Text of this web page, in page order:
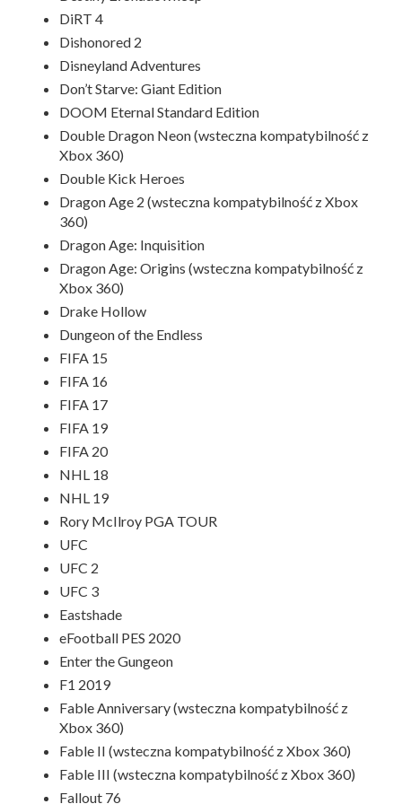
DiRT 4
Dishonored 2
Disneyland Adventures
Don’t Starve: Giant Edition
DOOM Eternal Standard Edition
Double Dragon Neon (wsteczna kompatybilność z
Xbox 360)
Double Kick Heroes
Dragon Age 2 (wsteczna kompatybilność z Xbox
360)
Dragon Age: Inquisition
Dragon Age: Origins (wsteczna kompatybilność z
Xbox 360)
Drake Hollow
Dungeon of the Endless
FIFA 15
FIFA 16
FIFA 17
FIFA 19
FIFA 20
NHL 18
NHL 19
Rory McIlroy PGA TOUR
UFC
UFC 2
UFC 3
Eastshade
eFootball PES 2020
Enter the Gungeon
F1 2019
Fable Anniversary (wsteczna kompatybilność z
Xbox 360)
Fable II (wsteczna kompatybilność z Xbox 360)
Fable III (wsteczna kompatybilność z Xbox 360)
Fallout 76